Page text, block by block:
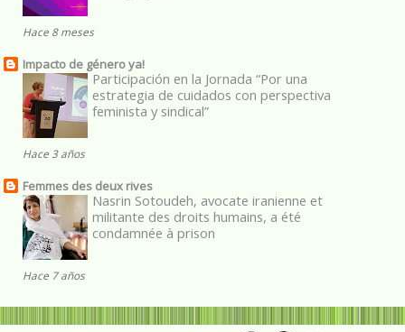
Hace 8 meses
Impacto de género ya!
Participación en la Jornada “Por una
estrategia de cuidados con perspectiva
feminista y sindical”
Hace 3 años
Femmes des deux rives
Nasrin Sotoudeh, avocate iranienne et
militante des droits humains, a été
condamnée à prison
Hace 7 años